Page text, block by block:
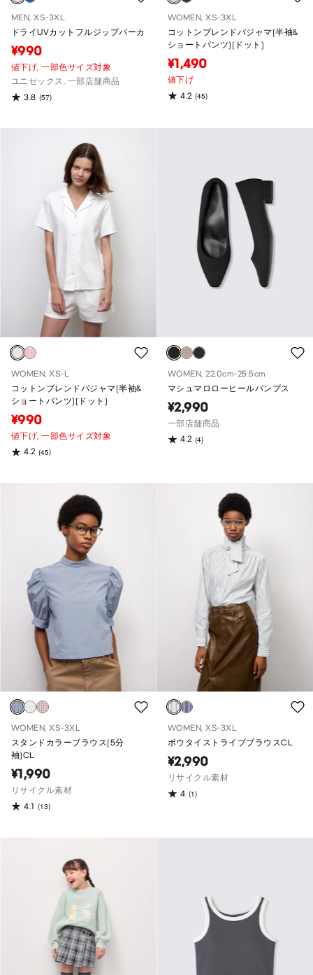
MEN, XS-3XL
ドライUVカットフルジップパーカ
¥990
値下げ,一部色サイズ対象
ユニセックス, 一部店舗商品
3.8 (57)
WOMEN, XS-3XL
コットンブレンドパジャマ(半袖&
ショートパンツ)(ドット)
¥1,490
値下げ
4.2 (45)
WOMEN, XS-L
コットンブレンドパジャマ(半袖&
ショートパンツ)(ドット)
¥990
値下げ,一部色サイズ対象
4.2 (45)
WOMEN, 22.0cm-25.5cm
マシュマロローヒールパンプス
¥2,990
一部店舗商品
4.2 (4)
WOMEN, XS-3XL
スタンドカラーブラウス(5分
袖)CL
¥1,990
リサイクル素材
4.1 (13)
WOMEN, XS-3XL
ボウタイストライプブラウスCL
¥2,990
リサイクル素材
4 (1)